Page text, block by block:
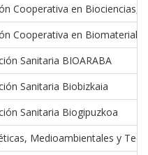
Cooperativa en Biociencias,
Cooperativa en
Sanitaria BIOARABA
Sanitaria Biobizkaia
Sanitaria Biogipuzkoa
Medioambientales y